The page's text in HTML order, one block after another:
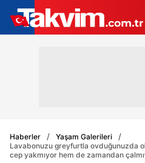
Haberler
Yaşam Galerileri
Lavabonuzu greyfurtla ovduğunuzda
cep yakmıyor hem de zamandan